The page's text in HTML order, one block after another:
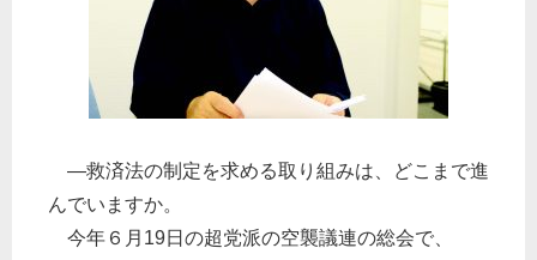
―救済法の制定を求める取り組みは、どこまで進
んでいますか。
今年６月19日の超党派の空襲議連の総会で、